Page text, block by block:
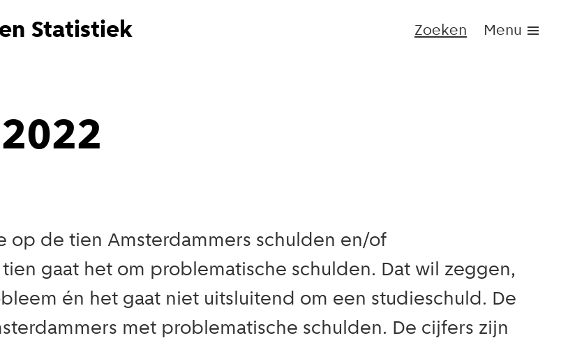
Statistiek Zoeken Menu
op de tien Amsterdammers schulden en/of
gaat het om problematische schulden. Dat wil zeggen,
én het gaat niet uitsluitend om een studieschuld. De
met problematische schulden. De cijfers zijn